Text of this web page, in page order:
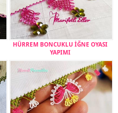
HÜRREM BONCUKLU İĞNE OYASI
YAPIMI